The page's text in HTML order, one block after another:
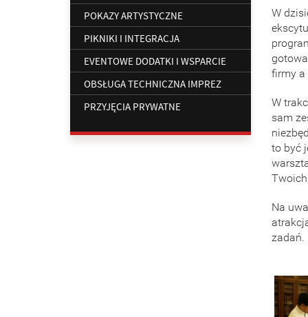
POKAZY ARTYSTYCZNE
PIKNIKI I INTEGRACJA
EVENTOWE DODATKI I WSPARCIE
OBSŁUGA TECHNICZNA IMPREZ
PRZYJĘCIA PRYWATNE
W
firmy a
W
sam
to być
Na
zadań.